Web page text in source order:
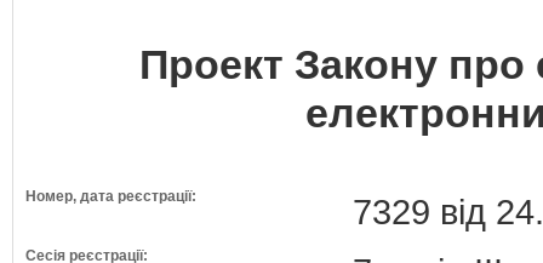
Проект Закону про
Номер, дата реєстрації: 7329 від
Сесія реєстрації: